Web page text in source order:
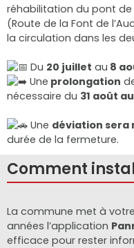
réhabilitation du pont de
(Route de la Font de
la circulation dans les
Du 20 juillet au 8
Une prolongation
nécessaire du 31 août
Une déviation sera
durée de la fermeture.
Comment
La commune met à
années l’application
efficace pour rester